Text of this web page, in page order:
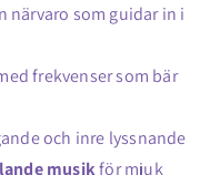
närvaro som guidar in i
frekvenser som bär
och inre lyssnande
musikför mjuk